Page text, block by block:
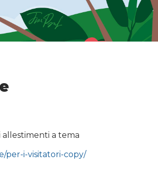
allestimenti a tema
per-i-visitatori-copy/